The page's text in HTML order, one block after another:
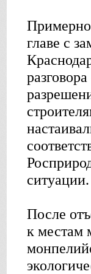
Примерно
главе с
ситуации.
После
к местам